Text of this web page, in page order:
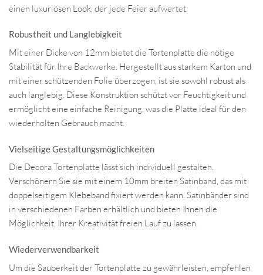
einen luxuriösen Look, der jede Feier aufwertet.
Robustheit und Langlebigkeit
Mit einer Dicke von 12mm bietet die Tortenplatte die nötige
Stabilität für Ihre Backwerke. Hergestellt aus starkem Karton und
mit einer schützenden Folie überzogen, ist sie sowohl robust als
auch langlebig. Diese Konstruktion schützt vor Feuchtigkeit und
ermöglicht eine einfache Reinigung, was die Platte ideal für den
wiederholten Gebrauch macht.
Vielseitige Gestaltungsmöglichkeiten
Die Decora Tortenplatte lässt sich individuell gestalten.
Verschönern Sie sie mit einem 10mm breiten Satinband, das mit
doppelseitigem Klebeband fixiert werden kann. Satinbänder sind
in verschiedenen Farben erhältlich und bieten Ihnen die
Möglichkeit, Ihrer Kreativität freien Lauf zu lassen.
Wiederverwendbarkeit
Um die Sauberkeit der Tortenplatte zu gewährleisten, empfehlen